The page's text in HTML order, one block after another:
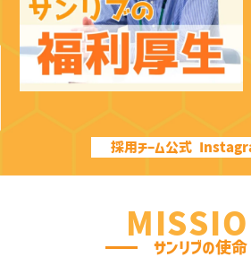
採用チーム公式
サンリブの使命